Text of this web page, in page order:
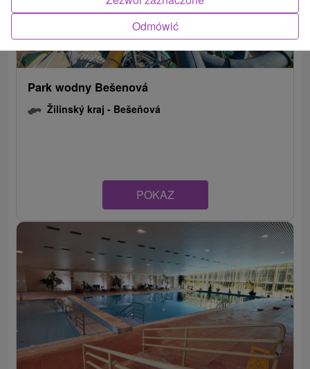
Park wodny Bešenová
Žilinský kraj - Bešeňová
POKAZ
Odmówić